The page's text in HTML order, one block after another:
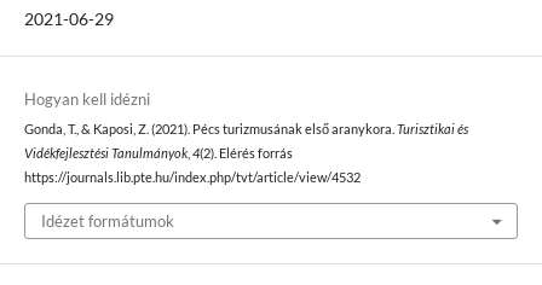
2021-06-29
Hogyan kell idézni
Gonda, T., & Kaposi, Z. (2021). Pécs turizmusának első aranykora. Turisztikai és
Vidékfejlesztési Tanulmányok, 4(2). Elérés forrás
https://journals.lib.pte.hu/index.php/tvt/article/view/4532
Idézet formátumok